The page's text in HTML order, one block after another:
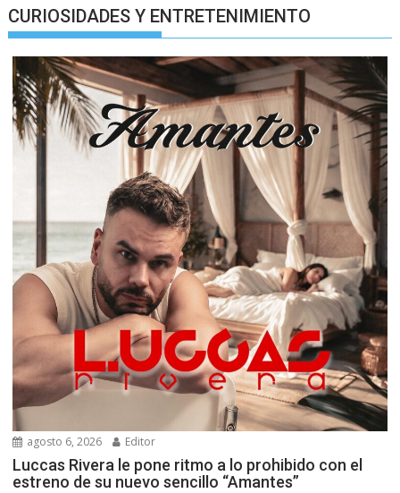
CURIOSIDADES Y ENTRETENIMIENTO
agosto 6, 2026 Editor
Luccas Rivera le pone ritmo a lo prohibido con el
estreno de su nuevo sencillo “Amantes”